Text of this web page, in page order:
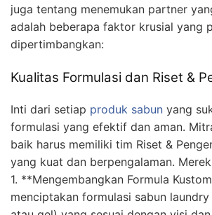
juga tentang menemukan partner
adalah beberapa faktor krusial yang
dipertimbangkan:
Kualitas Formulasi dan Riset &
Inti dari setiap produk sabun yang
formulasi yang efektif dan aman.
baik harus memiliki tim Riset &
yang kuat dan berpengalaman.
1. **Mengembangkan Formula
menciptakan formulasi sabun